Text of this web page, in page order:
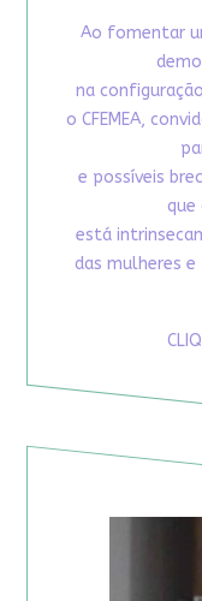
Ao fomentar
na
o CFEMEA,
e possíveis
que
está
das mulheres